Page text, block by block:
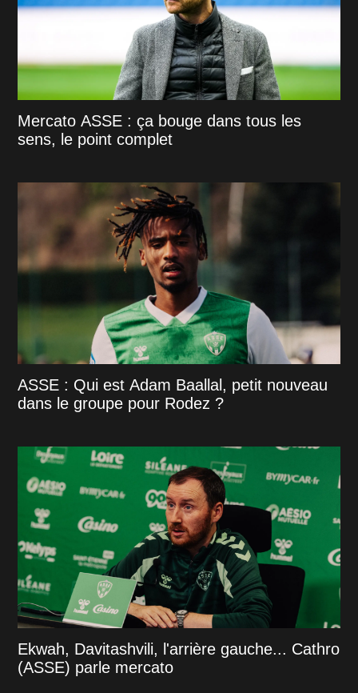
Mercato ASSE : ça bouge dans tous les
sens, le point complet
ASSE : Qui est Adam Baallal, petit nouveau
dans le groupe pour Rodez ?
Ekwah, Davitashvili, l'arrière gauche... Cathro
(ASSE) parle mercato